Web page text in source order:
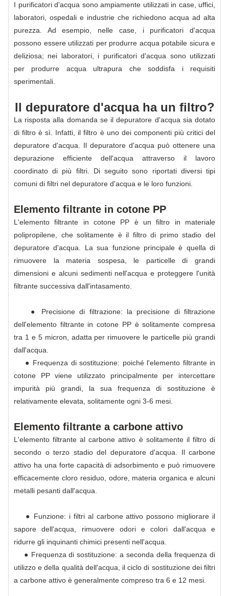
I purificatori d'acqua sono ampiamente utilizzati in case, uffici,
laboratori, ospedali e industrie che richiedono acqua ad alta
purezza. Ad esempio, nelle case, i purificatori d'acqua
possono essere utilizzati per produrre acqua potabile sicura e
deliziosa; nei laboratori, i purificatori d'acqua sono utilizzati
per produrre acqua ultrapura che soddisfa i requisiti
sperimentali.
Il depuratore d'acqua ha un filtro?
La risposta alla domanda se il depuratore d'acqua sia dotato
di filtro è sì. Infatti, il filtro è uno dei componenti più critici del
depuratore d'acqua. Il depuratore d'acqua può ottenere una
depurazione efficiente dell'acqua attraverso il lavoro
coordinato di più filtri. Di seguito sono riportati diversi tipi
comuni di filtri nel depuratore d'acqua e le loro funzioni.
Elemento filtrante in cotone PP
L'elemento filtrante in cotone PP è un filtro in materiale
polipropilene, che solitamente è il filtro di primo stadio del
depuratore d'acqua. La sua funzione principale è quella di
rimuovere la materia sospesa, le particelle di grandi
dimensioni e alcuni sedimenti nell'acqua e proteggere l'unità
filtrante successiva dall'intasamento.
● Precisione di filtrazione: la precisione di filtrazione
dell'elemento filtrante in cotone PP è solitamente compresa
tra 1 e 5 micron, adatta per rimuovere le particelle più grandi
dall'acqua.
● Frequenza di sostituzione: poiché l'elemento filtrante in
cotone PP viene utilizzato principalmente per intercettare
impurità più grandi, la sua frequenza di sostituzione è
relativamente elevata, solitamente ogni 3-6 mesi.
Elemento filtrante a carbone attivo
L'elemento filtrante al carbone attivo è solitamente il filtro di
secondo o terzo stadio del depuratore d'acqua. Il carbone
attivo ha una forte capacità di adsorbimento e può rimuovere
efficacemente cloro residuo, odore, materia organica e alcuni
metalli pesanti dall'acqua.
● Funzione: i filtri al carbone attivo possono migliorare il
sapore dell'acqua, rimuovere odori e colori dall'acqua e
ridurre gli inquinanti chimici presenti nell'acqua.
● Frequenza di sostituzione: a seconda della frequenza di
utilizzo e della qualità dell'acqua, il ciclo di sostituzione dei filtri
a carbone attivo è generalmente compreso tra 6 e 12 mesi.